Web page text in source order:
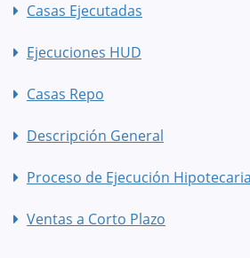
Casas Ejecutadas
Ejecuciones HUD
Casas Repo
Descripción General
Proceso de Ejecución Hipotecaria
Ventas a Corto Plazo